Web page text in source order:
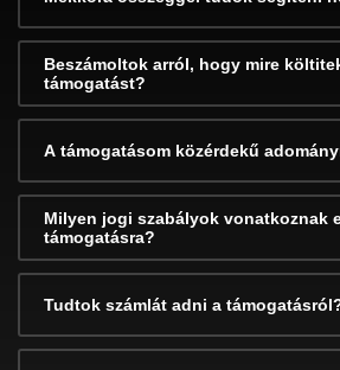
Beszámoltok arról, hogy mire
támogatást?
A támogatásom közérdekű
Milyen jogi szabályok vonatkoznak
támogatásra?
Tudtok számlát adni a